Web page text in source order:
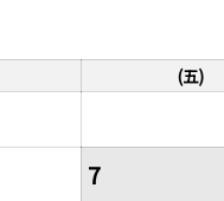
(五)
7